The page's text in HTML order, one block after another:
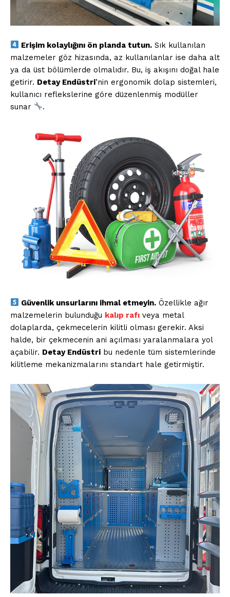
Erişim kolaylığını ön planda tutun. Sık kullanılan
malzemeler göz hizasında, az kullanılanlar ise daha alt
ya da üst bölümlerde olmalıdır. Bu, iş akışını doğal hale
getirir. Detay Endüstri’nin ergonomik dolap sistemleri,
kullanıcı reflekslerine göre düzenlenmiş modüller
sunar
.
Güvenlik unsurlarını ihmal etmeyin. Özellikle ağır
malzemelerin bulunduğu kalıp rafı veya metal
dolaplarda, çekmecelerin kilitli olması gerekir. Aksi
halde, bir çekmecenin ani açılması yaralanmalara yol
açabilir. Detay Endüstri bu nedenle tüm sistemlerinde
kilitleme mekanizmalarını standart hale getirmiştir.